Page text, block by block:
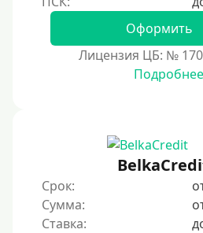
Оформить
Лицензия ЦБ: №
Подробнее
Срок:
Сумма:
Ставка: